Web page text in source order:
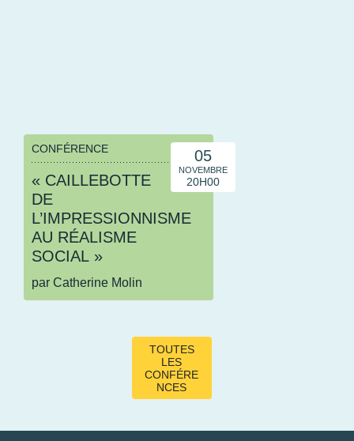
CONFÉRENCE
« CAILLEBOTTE
DE
L’IMPRESSIONNISME
AU RÉALISME
SOCIAL »
05
NOVEMBRE
20H00
par Catherine Molin
TOUTES
LES
CONFÉRE
NCES